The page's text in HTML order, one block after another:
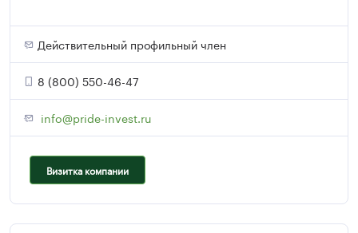
Действительный профильный член
8 (800) 550-46-47
info@pride-invest.ru
Визитка компании